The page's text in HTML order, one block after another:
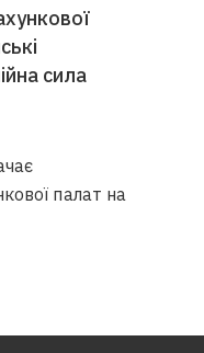
сила
палат на